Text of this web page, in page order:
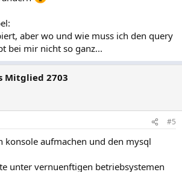
aber wo und wie muss ich den query
bei mir nicht so ganz...
Mitglied 2703
#5
konsole aufmachen und den mysql
unter vernuenftigen betriebsystemen